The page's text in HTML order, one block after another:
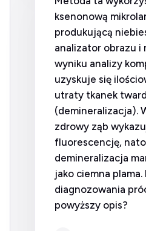
ksenonową
produkującą
analizator obrazu i
wyniku analizy
uzyskuje się
utraty tkanek
(demineralizacja).
zdrowy ząb
fluorescencję,
demineralizacja
jako ciemna
diagnozowania
powyższy opis?